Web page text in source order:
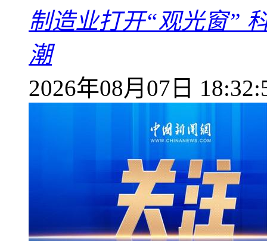
制造业打开“观光窗”
潮
2026年08月07日